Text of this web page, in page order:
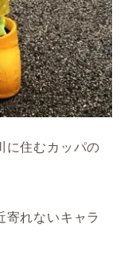
に住むカッパの
寄れないキャラ